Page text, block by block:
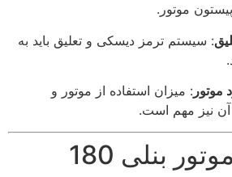
موتور.
: سیستم ترمز دیسکی و تعلیق باید به
موتور : میزان استفاده از موتور و
آن نیز مهم است.
بنلی 180